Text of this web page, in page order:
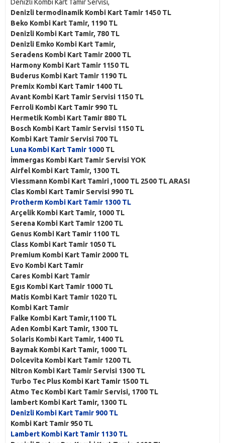
Denizli Kombi Kart Tamir Servisi,
Denizli termodinamik Kombi Kart Tamir 1450 TL
Beko Kombi Kart Tamir, 1190 TL
Denizli Kombi Kart Tamir, 780 TL
Denizli Emko Kombi Kart Tamir,
Seradens Kombi Kart Tamir 2000 TL
Harmony Kombi Kart Tamir 1150 TL
Buderus Kombi Kart Tamir 1190 TL
Premix Kombi Kart Tamir 1400 TL
Avant Kombi Kart Tamir Servisi 1150 TL
Ferroli Kombi Kart Tamir 990 TL
Hermetik Kombi Kart Tamir 880 TL
Bosch Kombi Kart Tamir Servisi 1150 TL
Kombi Kart Tamir Servisi 700 TL
Luna Kombi Kart Tamir 1000 TL
İmmergas Kombi Kart Tamir Servisi YOK
Airfel Kombi Kart Tamir, 1300 TL
Viessmann Kombi Kart Tamiri ,1000 TL 2500 TL ARASI
Clas Kombi Kart Tamir Servisi 990 TL
Protherm Kombi Kart Tamir 1300 TL
Arçelik Kombi Kart Tamir, 1000 TL
Serena Kombi Kart Tamir 1200 TL
Genus Kombi Kart Tamir 1100 TL
Class Kombi Kart Tamir 1050 TL
Premium Kombi Kart Tamir 2000 TL
Evo Kombi Kart Tamir
Cares Kombi Kart Tamir
Egıs Kombi Kart Tamir 1000 TL
Matis Kombi Kart Tamir 1020 TL
Kombi Kart Tamir
Falke Kombi Kart Tamir,1100 TL
Aden Kombi Kart Tamir, 1300 TL
Solaris Kombi Kart Tamir, 1400 TL
Baymak Kombi Kart Tamir, 1000 TL
Dolcevita Kombi Kart Tamir 1200 TL
Nitron Kombi Kart Tamir Servisi 1300 TL
Turbo Tec Plus Kombi Kart Tamir 1500 TL
Atmo Tec Kombi Kart Tamir Servisi, 1700 TL
lambert Kombi Kart Tamir, 1300 TL
Denizli Kombi Kart Tamir 900 TL
Kombi Kart Tamir 950 TL
Lambert Kombi Kart Tamir 1130 TL